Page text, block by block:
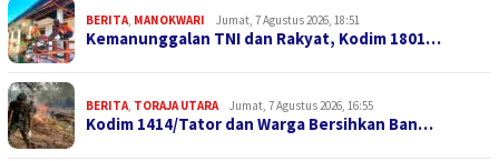
BERITA, MANOKWARI Jumat, 7 Agustus 2026, 18:51
Kemanunggalan TNI dan Rakyat, Kodim 1801…
BERITA, TORAJA UTARA Jumat, 7 Agustus 2026, 16:55
Kodim 1414/Tator dan Warga Bersihkan Ban…